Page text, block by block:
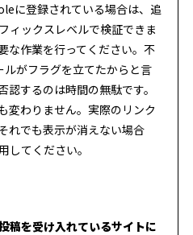
に登録されている場合は、追
ィックスレベルで検証できま
な作業を行ってください。不
がフラグを立てたからと言
認するのは時間の無駄です。
変わりません。実際のリンク
れでも表示が消えない場合
してください。
稿を受け入れているサイトに